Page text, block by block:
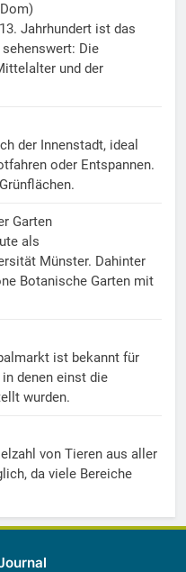
Jahrhundert ist das
Die
und der
der Innenstadt, ideal
oder Entspannen.
Garten
als
Münster. Dahinter
Botanische Garten mit
ist bekannt für
denen einst die
wurden.
von Tieren aus aller
da viele Bereiche